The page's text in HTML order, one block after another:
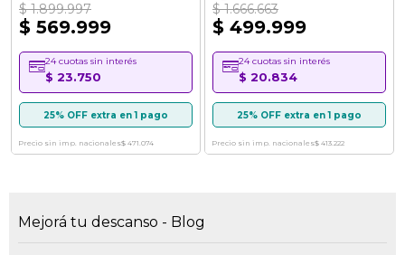
$ 1.899.997
$ 569.999
24 cuotas sin interés
$ 23.750
25% OFF extra en 1 pago
Precio sin imp. nacionales$ 471.074
$ 1.666.663
$ 499.999
24 cuotas sin interés
$ 20.834
25% OFF extra en 1 pago
Precio sin imp. nacionales$ 413.222
Mejorá tu descanso - Blog